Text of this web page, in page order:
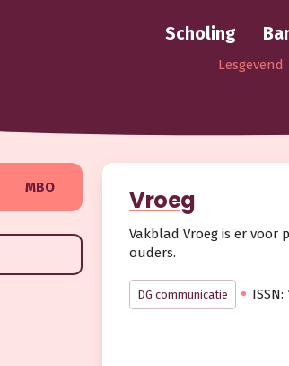
Scholing
Lesgevend
MBO Vroeg
Vakblad Vroeg is er
ouders.
DG communicatie ISSN: